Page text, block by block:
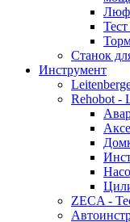
Станок
Инструмент
Rehobot -
ZECA -